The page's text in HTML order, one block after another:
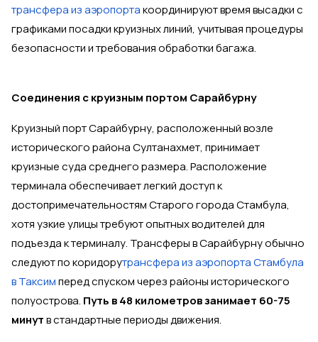
трансфера из аэропортакоординируют время высадки с
графиками посадки круизных линий, учитывая процедуры
безопасности и требования обработки багажа.
Соединения с круизным портом Сарайбурну
Круизный порт Сарайбурну, расположенный возле
исторического района Султанахмет, принимает
круизные суда среднего размера. Расположение
терминала обеспечивает легкий доступ к
достопримечательностям Старого города Стамбула,
хотя узкие улицы требуют опытных водителей для
подъезда к терминалу. Трансферы в Сарайбурну обычно
следуют по коридорутрансфера из аэропорта Стамбула
в Таксимперед спуском через районы исторического
полуострова. Путь в 48 километров занимает 60-75
минутв стандартные периоды движения.